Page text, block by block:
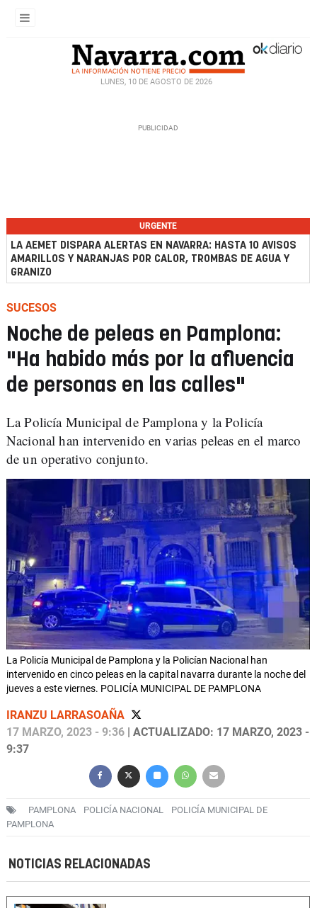
LUNES, 10 DE AGOSTO DE 2026
URGENTE
LA AEMET DISPARA ALERTAS EN NAVARRA: HASTA 10 AVISOS
AMARILLOS Y NARANJAS POR CALOR, TROMBAS DE AGUA Y
GRANIZO
SUCESOS
Noche de peleas en Pamplona:
"Ha habido más por la afluencia
de personas en las calles"
La Policía Municipal de Pamplona y la Policía
Nacional han intervenido en varias peleas en el marco
de un operativo conjunto.
La Policía Municipal de Pamplona y la Policían Nacional han
intervenido en cinco peleas en la capital navarra durante la noche del
jueves a este viernes. POLICÍA MUNICIPAL DE PAMPLONA
IRANZU LARRASOAÑA
17 MARZO, 2023 - 9:36 | ACTUALIZADO: 17 MARZO, 2023 -
9:37
PAMPLONA POLICÍA NACIONAL
POLICÍA MUNICIPAL DE
PAMPLONA
NOTICIAS RELACIONADAS